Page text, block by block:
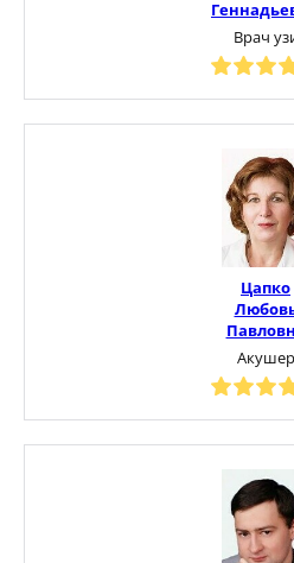
Врач
Цапко
Акушер